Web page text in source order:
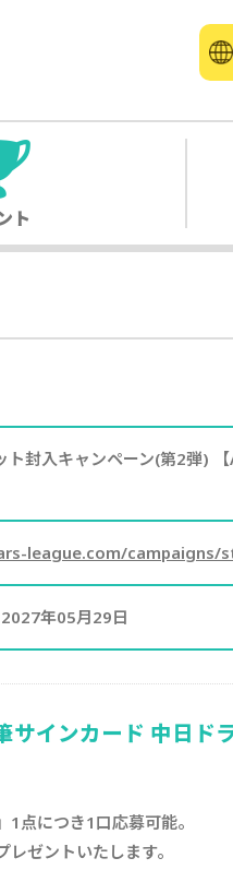
ト
ト封入キャンペーン(第2弾)
league.com/campaigns/
年05月29日
インカード 中日ド
点につき1口応募可能。
ゼントいたします。